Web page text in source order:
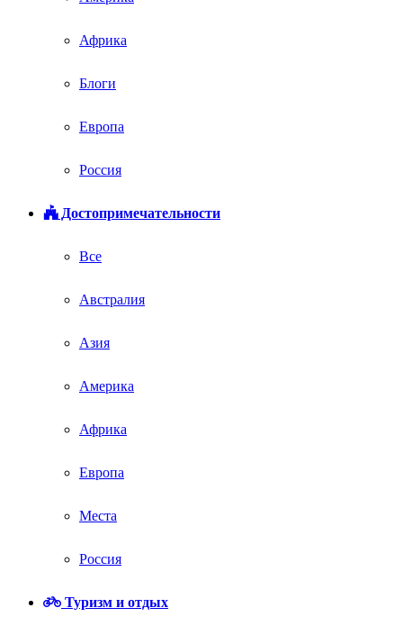
Африка
Блоги
Европа
Россия
Достопримечательности
Все
Австралия
Азия
Америка
Африка
Европа
Места
Россия
Туризм и отдых